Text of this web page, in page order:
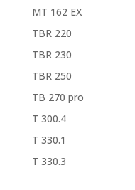
MT 162 EX
TBR 220
TBR 230
TBR 250
TB 270 pro
T 300.4
T 330.1
T 330.3